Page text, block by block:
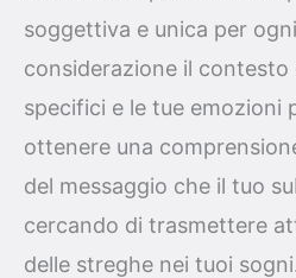
soggettiva e unica per
considerazione il
specifici e le tue emozioni
ottenere una
del messaggio che il tuo
cercando di trasmettere
delle streghe nei tuoi